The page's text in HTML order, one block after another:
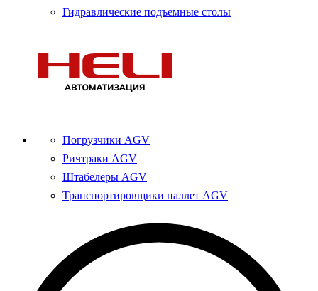
Гидравлические подъемные столы
Погрузчики AGV
Ричтраки AGV
Штабелеры AGV
Транспортировщики паллет AGV